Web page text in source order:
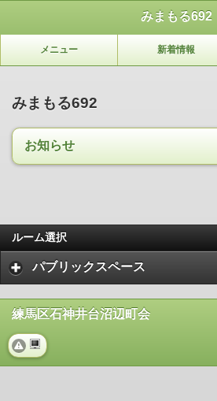
みまもる692
メニュー 新着情報
みまもる692
お知らせ
ルーム選択
パブリックスペース
練馬区石神井台沼辺町会